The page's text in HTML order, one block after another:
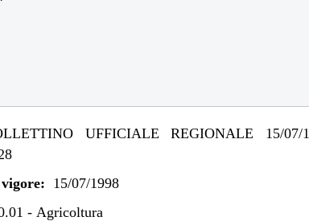
UFFICIALE REGIONALE 15/07/
15/07/1998
-Agricoltura